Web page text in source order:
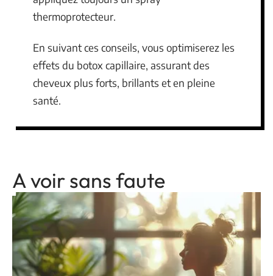
thermoprotecteur.
En suivant ces conseils, vous optimiserez les
effets du botox capillaire, assurant des
cheveux plus forts, brillants et en pleine
santé.
A voir sans faute